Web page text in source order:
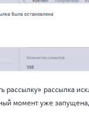
рассылку» рассылка
момент уже